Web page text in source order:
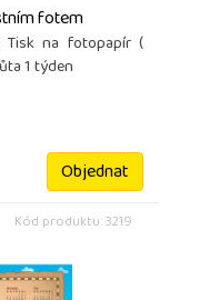
fotem
Tisk na fotopapír (
1 týden
Objednat
Kód produktu: 3219